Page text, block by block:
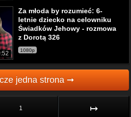
Za młoda by rozumieć: 6-
letnie dziecko na celowniku
Świadków Jehowy - rozmowa
z Dorotą 326
1080p
jedna strona ➞
1 ↦